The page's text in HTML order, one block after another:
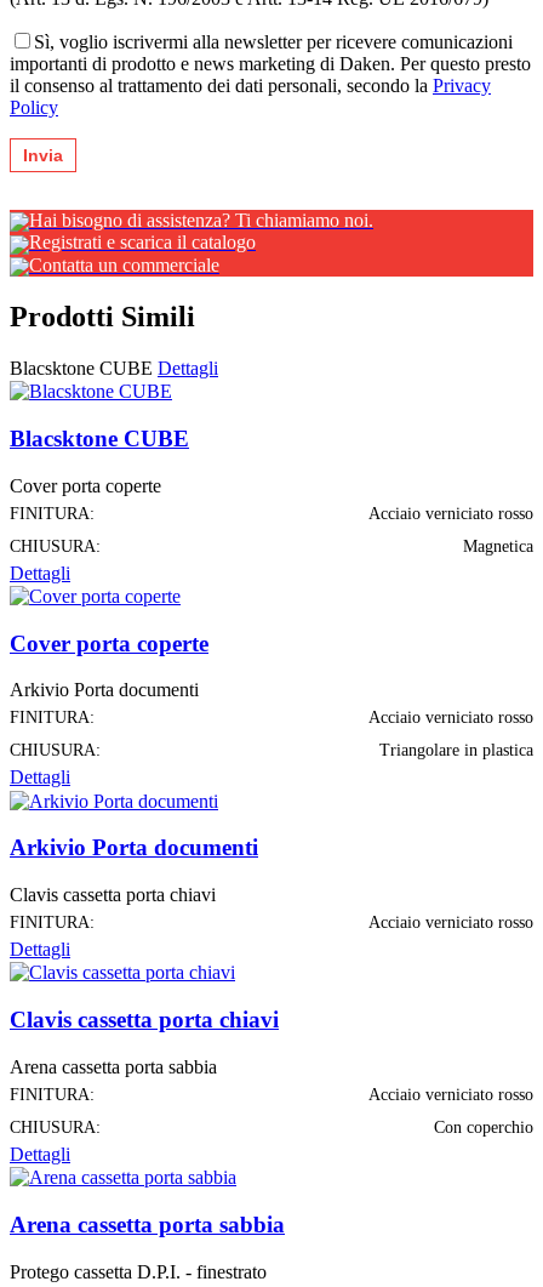
Sì, voglio iscrivermi alla newsletter per ricevere comunicazioni
importanti di prodotto e news marketing di Daken. Per questo presto
il consenso al trattamento dei dati personali, secondo la Privacy
Policy
Hai bisogno di assistenza? Ti chiamiamo noi.
Registrati e scarica il catalogo
Contatta un commerciale
Prodotti Simili
Blacsktone CUBE Dettagli
Blacsktone CUBE
Cover porta coperte
FINITURA:
Acciaio verniciato rosso
CHIUSURA:
Magnetica
Dettagli
Cover porta coperte
Arkivio Porta documenti
FINITURA:
Acciaio verniciato rosso
CHIUSURA:
Triangolare in plastica
Dettagli
Arkivio Porta documenti
Clavis cassetta porta chiavi
FINITURA: Acciaio verniciato rosso
Dettagli
Clavis cassetta porta chiavi
Arena cassetta porta sabbia
FINITURA:
Acciaio verniciato rosso
CHIUSURA:
Con coperchio
Dettagli
Arena cassetta porta sabbia
Protego cassetta D.P.I. - finestrato